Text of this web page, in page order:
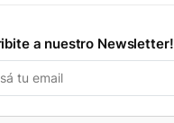
a nuestro Newsletter!